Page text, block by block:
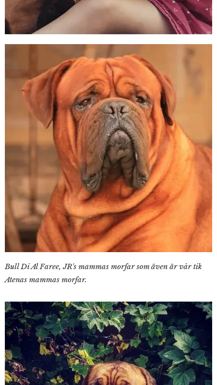
Bull Di Al Faree, JR's mammas morfar som även är vår tik
Atenas mammas morfar.